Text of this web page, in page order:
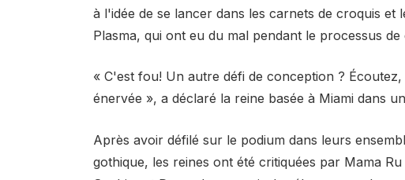
à l'idée de se lancer dans les carnets de croquis
Plasma, qui ont eu du mal pendant le processus de
« C'est fou! Un autre défi de conception ?
énervée », a déclaré la reine basée à Miami dans
Après avoir défilé sur le podium dans leurs
gothique, les reines ont été critiquées par Mama